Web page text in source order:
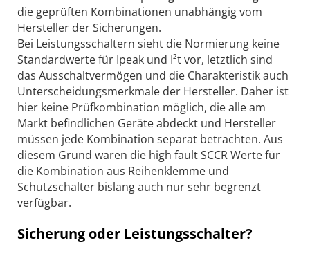
die geprüften Kombinationen unabhängig vom
Hersteller der Sicherungen.
Bei Leistungsschaltern sieht die Normierung keine
Standardwerte für Ipeak und I²t vor, letztlich sind
das Ausschaltvermögen und die Charakteristik auch
Unterscheidungsmerkmale der Hersteller. Daher ist
hier keine Prüfkombination möglich, die alle am
Markt befindlichen Geräte abdeckt und Hersteller
müssen jede Kombination separat betrachten. Aus
diesem Grund waren die high fault SCCR Werte für
die Kombination aus Reihenklemme und
Schutzschalter bislang auch nur sehr begrenzt
verfügbar.
Sicherung oder Leistungsschalter?